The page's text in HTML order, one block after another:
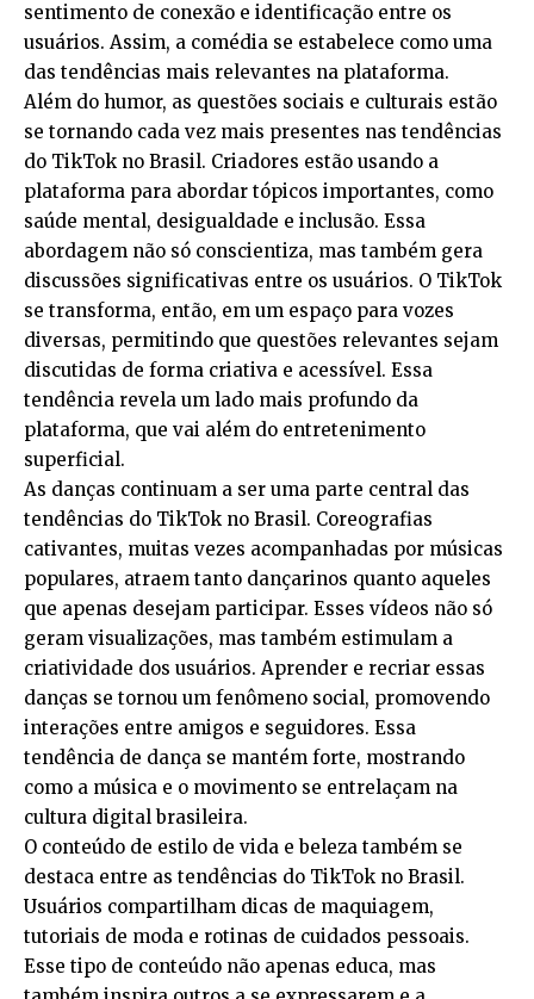
sentimento de conexão e identificação entre os
usuários. Assim, a comédia se estabelece como uma
das tendências mais relevantes na plataforma.
Além do humor, as questões sociais e culturais estão
se tornando cada vez mais presentes nas tendências
do TikTok no Brasil. Criadores estão usando a
plataforma para abordar tópicos importantes, como
saúde mental, desigualdade e inclusão. Essa
abordagem não só conscientiza, mas também gera
discussões significativas entre os usuários. O TikTok
se transforma, então, em um espaço para vozes
diversas, permitindo que questões relevantes sejam
discutidas de forma criativa e acessível. Essa
tendência revela um lado mais profundo da
plataforma, que vai além do entretenimento
superficial.
As danças continuam a ser uma parte central das
tendências do TikTok no Brasil. Coreografias
cativantes, muitas vezes acompanhadas por músicas
populares, atraem tanto dançarinos quanto aqueles
que apenas desejam participar. Esses vídeos não só
geram visualizações, mas também estimulam a
criatividade dos usuários. Aprender e recriar essas
danças se tornou um fenômeno social, promovendo
interações entre amigos e seguidores. Essa
tendência de dança se mantém forte, mostrando
como a música e o movimento se entrelaçam na
cultura digital brasileira.
O conteúdo de estilo de vida e beleza também se
destaca entre as tendências do TikTok no Brasil.
Usuários compartilham dicas de maquiagem,
tutoriais de moda e rotinas de cuidados pessoais.
Esse tipo de conteúdo não apenas educa, mas